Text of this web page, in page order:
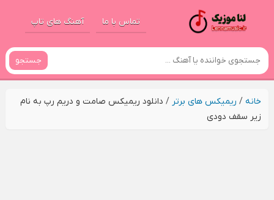
تماس با ما آهنگ های تاپ
جستجو
خانه/ ریمیکس های برتر / دانلود ریمیکس صامت و دریم رپ به نام
زیر سقف دودی